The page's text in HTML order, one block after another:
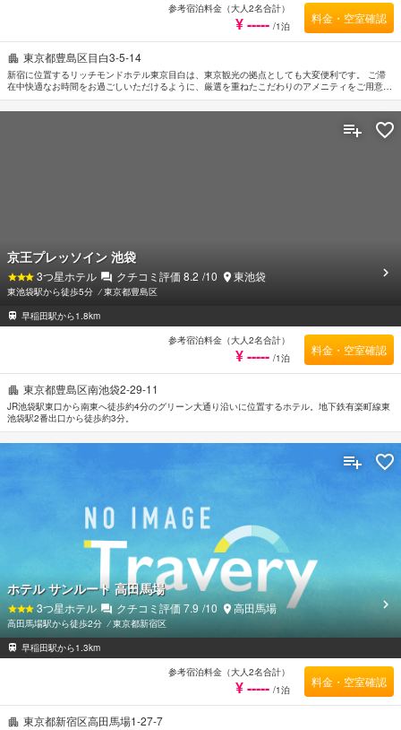
東京都豊島区目白3-5-14
新宿に位置するリッチモンドホテル東京目白は、東京観光の拠点としても大変便利です。 ご滞
在中快適なお時間をお過ごしいただけるように、厳選を重ねたこだわりのアメニティをご用意し
ております。 ご滞在中は全室Wi-Fi無料, 24時間セキュリティ, 清掃（毎日）, コインランドリー,
郵便サービスなどの設備・サービスをご活用ください。 ルームタイプにより薄型TV, 空気洗浄
機, 無料インスタントコーヒー, 無料ティー, リネン類などをご用意しております。 当施設ではさ
まざまなレクリエーションをご体験いただけます。 便利な立地に位置するリッチモンドホテル
参考宿泊料金（大人2名合計）
¥ ----- /1泊
料金・空室確認
東京都豊島区南池袋2-29-11
JR池袋駅東口から南東へ徒歩約4分のグリーン大通り沿いに位置するホテル。地下鉄有楽町線東
池袋駅2番出口から徒歩約3分。
京王プレッソイン 池袋
3つ星ホテル クチコミ評価 8.2 /10 東池袋
東池袋駅から徒歩5分 ⁄東京都豊島区
早稲田駅から1.8km
参考宿泊料金（大人2名合計）
¥ ----- /1泊
料金・空室確認
東京都新宿区高田馬場1-27-7
ホテル サンルート 高田馬場
3つ星ホテル クチコミ評価 7.9 /10 高田馬場
高田馬場駅から徒歩2分 ⁄東京都新宿区
早稲田駅から1.3km
参考宿泊料金（大人2名合計）
¥ ----- /1泊
料金・空室確認